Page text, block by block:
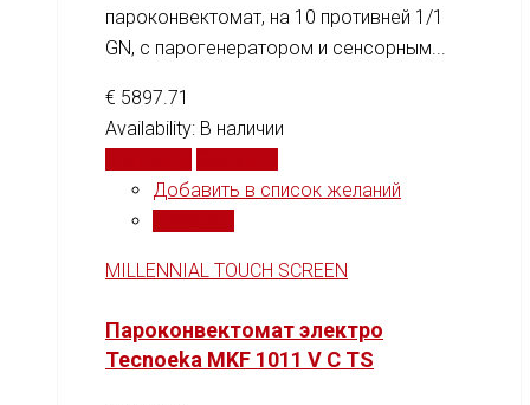
пароконвектомат, на 10 противней 1/1
GN, c парогенератором и сенсорным...
€ 5897.71
Availability: В наличии
Добавить в список желаний
MILLENNIAL TOUCH SCREEN
Пароконвектомат электро
Tecnoeka MKF 1011 V C TS